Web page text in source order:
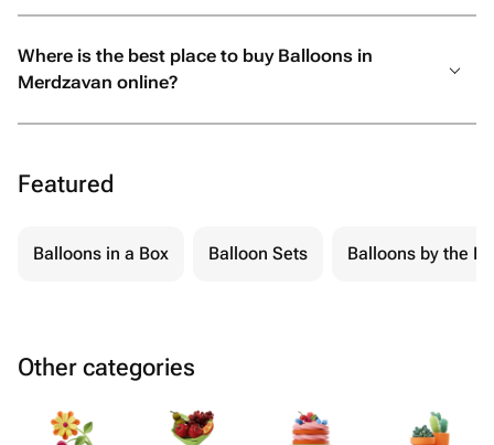
Where is the best place to buy Balloons in
Merdzavan online?
Featured
Balloons in a Box Balloon Sets Balloons by the
Other categories